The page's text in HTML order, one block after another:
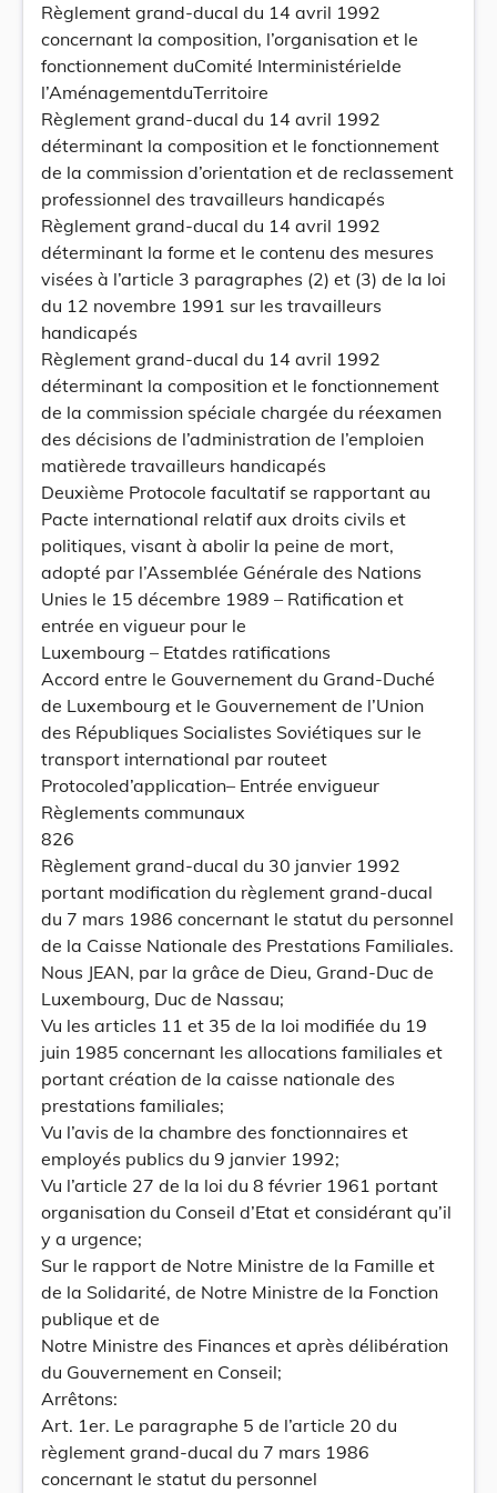
Règlement grand-ducal du 14 avril 1992
concernant la composition, l’organisation et le
fonctionnement duComité Interministérielde
l’AménagementduTerritoire
Règlement grand-ducal du 14 avril 1992
déterminant la composition et le fonctionnement
de la commission d’orientation et de reclassement
professionnel des travailleurs handicapés
Règlement grand-ducal du 14 avril 1992
déterminant la forme et le contenu des mesures
visées à l’article 3 paragraphes (2) et (3) de la loi
du 12 novembre 1991 sur les travailleurs
handicapés
Règlement grand-ducal du 14 avril 1992
déterminant la composition et le fonctionnement
de la commission spéciale chargée du réexamen
des décisions de l’administration de l’emploien
matièrede travailleurs handicapés
Deuxième Protocole facultatif se rapportant au
Pacte international relatif aux droits civils et
politiques, visant à abolir la peine de mort,
adopté par l’Assemblée Générale des Nations
Unies le 15 décembre 1989 – Ratification et
entrée en vigueur pour le
Luxembourg – Etatdes ratifications
Accord entre le Gouvernement du Grand-Duché
de Luxembourg et le Gouvernement de l’Union
des Républiques Socialistes Soviétiques sur le
transport international par routeet
Protocoled’application– Entrée envigueur
Règlements communaux
826
Règlement grand-ducal du 30 janvier 1992
portant modification du règlement grand-ducal
du 7 mars 1986 concernant le statut du personnel
de la Caisse Nationale des Prestations Familiales.
Nous JEAN, par la grâce de Dieu, Grand-Duc de
Luxembourg, Duc de Nassau;
Vu les articles 11 et 35 de la loi modifiée du 19
juin 1985 concernant les allocations familiales et
portant création de la caisse nationale des
prestations familiales;
Vu l’avis de la chambre des fonctionnaires et
employés publics du 9 janvier 1992;
Vu l’article 27 de la loi du 8 février 1961 portant
organisation du Conseil d’Etat et considérant qu’il
y a urgence;
Sur le rapport de Notre Ministre de la Famille et
de la Solidarité, de Notre Ministre de la Fonction
publique et de
Notre Ministre des Finances et après délibération
du Gouvernement en Conseil;
Arrêtons:
Art. 1er. Le paragraphe 5 de l’article 20 du
règlement grand-ducal du 7 mars 1986
concernant le statut du personnel